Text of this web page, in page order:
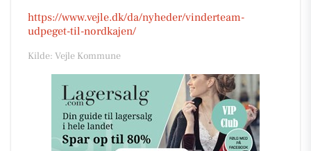
https://www.vejle.dk/da/nyheder/vinderteam-
udpeget-til-nordkajen/
Kilde: Vejle Kommune